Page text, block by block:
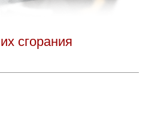
сгорания